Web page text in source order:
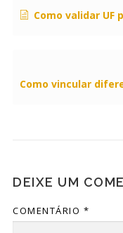
Como validar UF
DEIXE UM
COMENTÁRIO *